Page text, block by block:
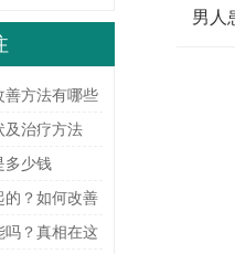
善方法有哪些
及治疗方法
多少钱
的？如何改善
吗？真相在这
男人